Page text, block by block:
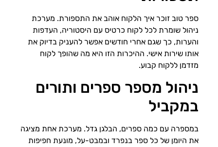
ספר טוב זוכר איך הלקוח אוהב את התספורת. מערכת
ניהול שומרת לכל לקוח כרטיס עם היסטוריה, העדפות
והערות, כך שגם אחרי חודשים אפשר להעניק בדיוק את
אותו שירות אישי. ההיכרות הזו היא מה שהופך לקוח
מזדמן ללקוח קבוע.
ניהול מספר ספרים ותורים
במקביל
במספרה עם כמה ספרים, הבלגן גדל. מערכת אחת מציגה
את היומן של כל ספר בנפרד ובמבט-על, מונעת חפיפות